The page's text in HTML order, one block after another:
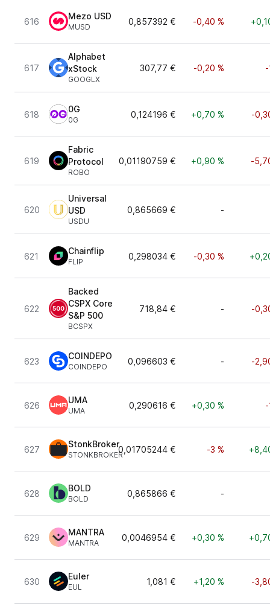
616
Mezo USD
MUSD
0,857392 € -0,40 %
617
Alphabet
xStock
GOOGLX
307,77 € -0,20 % -
618
0G
0G
0,124196 € +0,70 % -
619
Fabric
Protocol
ROBO
0,01190759 € +0,90 % -
620
Universal
USD
USDU
0,865669 € -
621
Chainflip
FLIP
0,298034 € -0,30 %
622
Backed
CSPX Core
S&P 500
BCSPX
718,84 € - -
623
COINDEPO
COINDEPO
0,096603 € - -
626
UMA
UMA
0,290616 € +0,30 % -
627
StonkBroker
STONKBROKER
0,01705244 € -3 %
628
BOLD
BOLD
0,865866 € -
629
MANTRA
MANTRA
0,0046954 € +0,30 %
630
Euler
EUL
1,081 € +1,20 % -